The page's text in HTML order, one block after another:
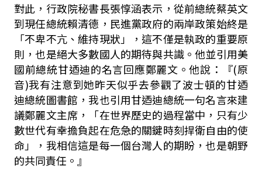
對此，行政院秘書長張惇涵表示，從前總統蔡英文
到現任總統賴清德，民進黨政府的兩岸政策始終是
「不卑不亢、維持現狀」，這不僅是執政的重要原
則，也是絕大多數國人的期待與共識。他並引用美
國前總統甘迺迪的名言回應鄭麗文。他說：『(原
音)我有注意到她昨天似乎去參觀了波士頓的甘迺
迪總統圖書館，我也引用甘迺迪總統一句名言來建
議鄭麗文主席，「在世界歷史的過程當中，只有少
數世代有幸擔負起在危急的關鍵時刻捍衛自由的使
命」，我相信這是每一個台灣人的期盼，也是朝野
的共同責任。』